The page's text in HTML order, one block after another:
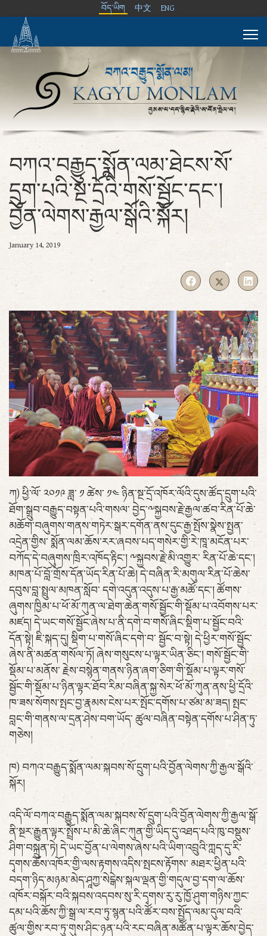
བོད་ཡིག 中文 ENG
བཀའ་བརྒྱུད་སྨོན་ལམ་ཐེངས་སོ་
དྲུག་པའི་སྔ་དྲོའི་གསོ་སྦྱོང་དང་།
བྱོན་ལེགས་རྒྱལ་སྒོའི་སྐོར།
January 14, 2019
ཀ) ཕྱི་ལོ་ ༢༠༡༩ ཟླ་ ༡ ཚེས་ ༡༤ ཉིན་སྔ་དྲོ་འཁོར་ལོའི་དུས་ཚོད་དྲུག་པའི་
ཐོག་སྒྲུབ་བརྒྱུད་བསྟན་པའི་གསལ་ བྱེད་༸སྐྱབས་རྗེ་རྒྱལ་ཚབ་རིན་པོ་ཆེ་
མཆོག་བཞུགས་གནས་གཏེར་སྒར་དགོན་ནས་དུང་རྒྱ་སྤོས་སྣེས་སྤྱན་
འདྲེན་གྱིས་ སྨོན་ལམ་ཆོས་རར་ཞབས་པད་གསེར་གྱི་རེ་ཁཱ་མངོན་པར་
བཀོད་དེ་བཞུགས་ཁྲིར་འཁོད་རྟིང་། ༸སྐྱབས་རྗེ་མི་འགྱུར་ རིན་པོ་ཆེ་དང་།
མཁན་པོ་བློ་གྲོས་དོན་ཡོད་རིན་པོ་ཆེ། དེ་བཞིན་རི་མགུལ་རིན་པོ་ཆེས་
དབུས་བླ་སྤྲུལ་མཁན་སློབ་ དགེ་འདུན་འདུས་པ་རྒྱ་མཚོ་དང་། ཚོགས་
ཞུགས་ཁྱིམ་པ་ཕོ་མོ་ཀུན་ལ་ཐེག་ཆེན་གསོ་སྦྱོང་གི་སྡོམ་པ་འབོགས་པར་
མཛད། དེ་ཡང་གསོ་སྦྱོང་ཞེས་པ་ནི་དགེ་བ་གསོ་ཞིང་སྡིག་པ་སྦྱོང་བའི་
དོན་སྟེ། ཇི་སྐད་དུ། སྡིག་པ་གསོ་ཞིང་དགེ་བ་ སྦྱོང་བ་སྟེ། དེ་ཕྱིར་གསོ་སྦྱོང་
ཞེས་ནི་མཚན་གསོལ་ཏོ། ཞེས་གསུངས་པ་ལྟར་ཡིན་ཅིང་། གསོ་སྦྱོང་གི་
སྡོམ་པ་མནོས་ རྗེས་བསྙེན་གནས་ཉིན་ཞག་ཅིག་གི་སྡོམ་པ་ལྟར་གསོ་
སྦྱོང་གི་སྡོམ་པ་ཉིན་ལྟར་ཐོབ་རིམ་བཞིན་སྐྱ་སེར་ཕོ་མོ་ཀུན་ནས་ཕྱི་དྲོའི་
ཁ་ཟས་སོགས་སྤང་བྱ་རྣམས་ངེས་པར་སྤོང་དགོས་པ་ཙམ་མ་ཟད། སྤང་
བླང་གི་གནས་ལ་དྲན་ཤེས་བག་ཡོད་ ཚུལ་བཞིན་བསྟེན་དགོས་པ་ཤིན་ཏུ་
གཅེས།
ཁ) བཀའ་བརྒྱུད་སྨོན་ལམ་སྐབས་སོ་དྲུག་པའི་བྱོན་ལེགས་ཀྱི་རྒྱལ་སྒོའི་
སྐོར།
འདི་ལོ་བཀའ་བརྒྱུད་སྨོན་ལམ་སྐབས་སོ་དྲུག་པའི་བྱོན་ལེགས་ཀྱི་རྒྱལ་སྒོ་
ནི་སྔར་རྒྱུན་ལྟར་སྤྲོས་པ་མི་ཆེ་ཞིང་ཀུན་གྱི་ཡིད་དུ་འཐད་པའི་ཁུ་བསྡུས་
ཤིག་བསྐྲུན་ཏེ། དེ་ཡང་བྱོན་པ་ལེགས་ཞེས་པའི་ཡིག་འབྲུའི་ཀླད་དུ་རི་
དྭགས་ཆོས་འཁོར་གྱི་ལས་རྟགས་འདིས་སྤངས་རྟོགས་ མཐར་ཕྱིན་པའི་
བདག་ཉིད་མཉམ་མེད་ཤཱཀྱ་སེངྒེས་སྐལ་ལྡན་གྱི་གདུལ་བྱ་དག་ལ་ཆོས་
འཁོར་བསྐོར་བའི་སྐབས་འདབས་སུ་རི་དྭགས་རུ་རུ་ཁྱོ་ཤུག་གཉིས་ཀྱང་
དམ་པའི་ཆོས་ཀྱི་སྒྲ་ལ་རབ་ཏུ་སྙན་པའི་ཚོར་བས་སྤྱོད་ལམ་དུལ་བའི་
ཚུལ་གྱིས་རབ་ཏུ་གུས་ཤིང་ཉན་པའི་རང་བཞིན་མཚོན་པ་ལྟར་ཆོས་བྱེད་